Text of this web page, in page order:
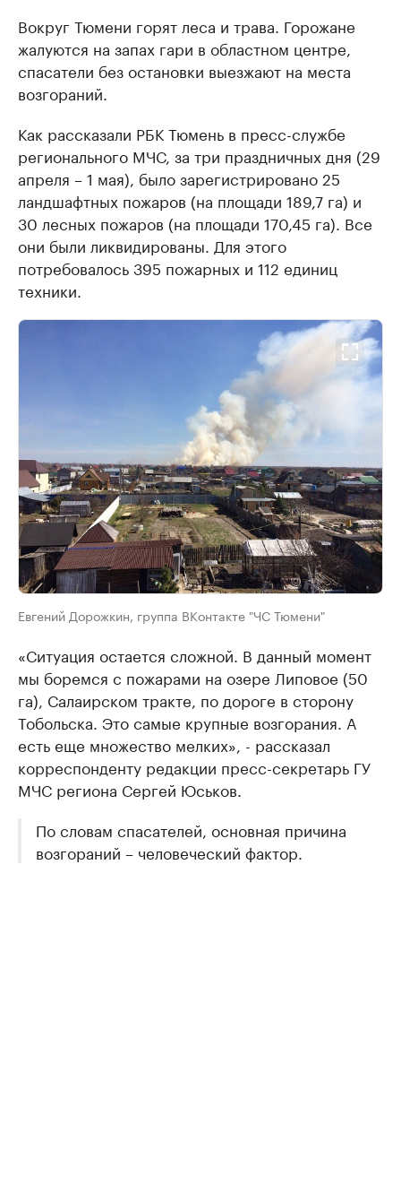
Вокруг Тюмени горят леса и трава. Горожане
жалуются на запах гари в областном центре,
спасатели без остановки выезжают на места
возгораний.
Как рассказали РБК Тюмень в пресс-службе
регионального МЧС, за три праздничных дня (29
апреля – 1 мая), было зарегистрировано 25
ландшафтных пожаров (на площади 189,7 га) и
30 лесных пожаров (на площади 170,45 га). Все
они были ликвидированы. Для этого
потребовалось 395 пожарных и 112 единиц
техники.
Евгений Дорожкин, группа ВКонтакте "ЧС Тюмени"
«Ситуация остается сложной. В данный момент
мы боремся с пожарами на озере Липовое (50
га), Салаирском тракте, по дороге в сторону
Тобольска. Это самые крупные возгорания. А
есть еще множество мелких», - рассказал
корреспонденту редакции пресс-секретарь ГУ
МЧС региона Сергей Юськов.
По словам спасателей, основная причина
возгораний – человеческий фактор.